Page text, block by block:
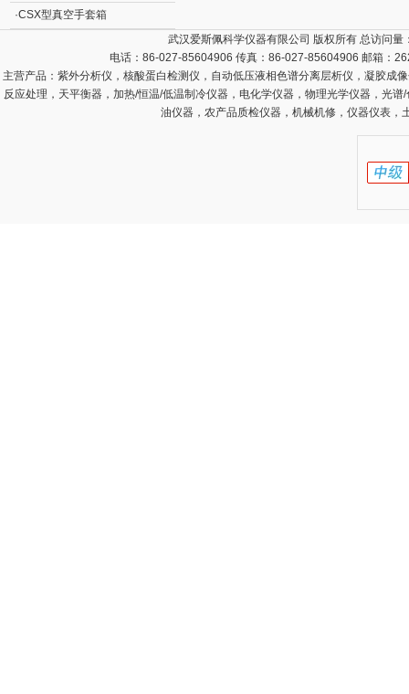
·CSX型真空手套箱
武汉爱斯佩科学仪器有限公司 版权所有 总访问量
电话：86-027-85604906 传真：86-027-85604906 邮箱：
主营产品： 紫外分析仪，核酸蛋白检测仪，自动低压液相色谱分离层析仪，凝胶成
反应处理，天平衡器，加热/恒温/低温制冷仪器，电化学仪器，物理光学仪器，光
油仪器，农产品质检仪器，机械机修，仪器仪表，